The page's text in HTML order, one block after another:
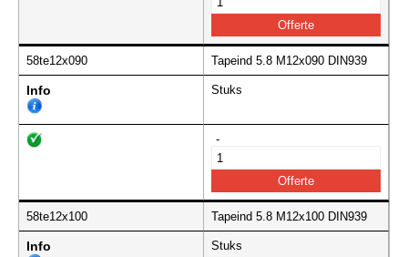
58te12x090 Tapeind 5.8 M12x090 DIN939
Info Stuks
-
58te12x100 Tapeind 5.8 M12x100 DIN939
Info Stuks